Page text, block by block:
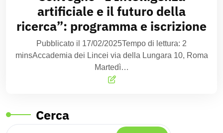
artificiale e il futuro della
ricerca”: programma e iscrizione
Pubblicato il 17/02/2025Tempo di lettura: 2
minsAccademia dei Lincei via della Lungara 10, Roma
Martedì…
Cerca